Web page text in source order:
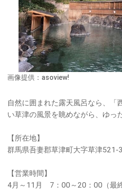
画像提供：asoview!
自然に囲まれた露天風呂なら、「
い草津の風景を眺めながら、ゆっ
【所在地】
群馬県吾妻郡草津町大字草津521-3
【営業時間】
4月～11月 7：00～20：00（最